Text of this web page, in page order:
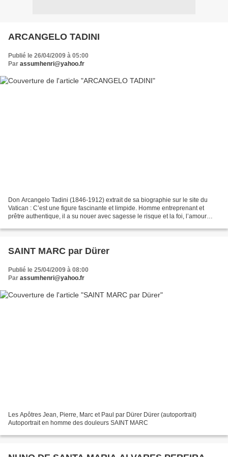
ARCANGELO TADINI
Publié le 26/04/2009 à 05:00
Par assumhenri@yahoo.fr
Don Arcangelo Tadini (1846-1912) extrait de sa biographie sur le site du
Vatican : C’est une figure fascinante et limpide. Homme entreprenant et
prêtre authentique, il a su nouer avec sagesse le risque et la foi, l’amour
SAINT MARC par Dürer
Publié le 25/04/2009 à 08:00
Par assumhenri@yahoo.fr
Les Apôtres Jean, Pierre, Marc et Paul par Dürer Dürer (autoportrait)
Autoportrait en homme des douleurs SAINT MARC